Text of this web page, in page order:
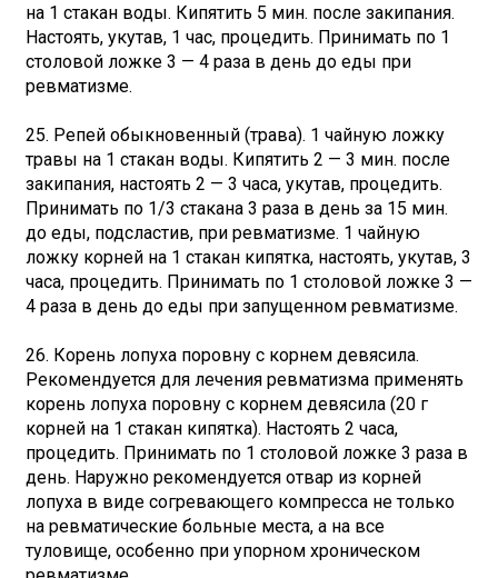
на 1 стакан воды. Кипятить 5 мин. после закипания.
Настоять, укутав, 1 час, процедить. Принимать по 1
столовой ложке 3 — 4 раза в день до еды при
ревматизме.
25. Репей обыкновенный (трава). 1 чайную ложку
травы на 1 стакан воды. Кипятить 2 — 3 мин. после
закипания, настоять 2 — 3 часа, укутав, процедить.
Принимать по 1/3 стакана 3 раза в день за 15 мин.
до еды, подсластив, при ревматизме. 1 чайную
ложку корней на 1 стакан кипятка, настоять, укутав, 3
часа, процедить. Принимать по 1 столовой ложке 3 —
4 раза в день до еды при запущенном ревматизме.
26. Корень лопуха поровну с корнем девясила.
Рекомендуется для лечения ревматизма применять
корень лопуха поровну с корнем девясила (20 г
корней на 1 стакан кипятка). Настоять 2 часа,
процедить. Принимать по 1 столовой ложке 3 раза в
день. Наружно рекомендуется отвар из корней
лопуха в виде согревающего компресса не только
на ревматические больные места, а на все
туловище, особенно при упорном хроническом